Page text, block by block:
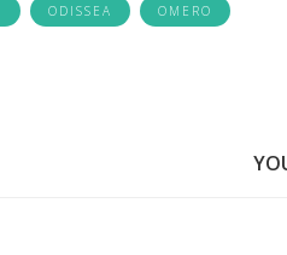
ODISSEA OMERO